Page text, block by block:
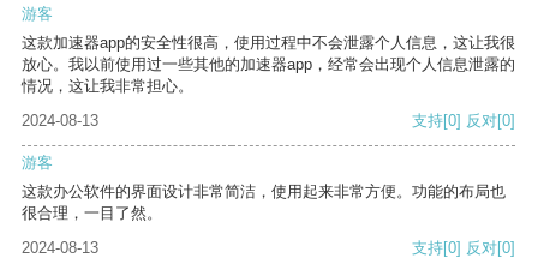
游客
这款加速器app的安全性很高，使用过程中不会泄露个人信息，这让我很
放心。我以前使用过一些其他的加速器app，经常会出现个人信息泄露的
情况，这让我非常担心。
2024-08-13
支持[0] 反对[0]
游客
这款办公软件的界面设计非常简洁，使用起来非常方便。功能的布局也
很合理，一目了然。
2024-08-13
支持[0] 反对[0]